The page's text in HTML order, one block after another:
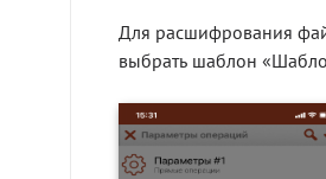
Для расшифрования
выбрать шаблон